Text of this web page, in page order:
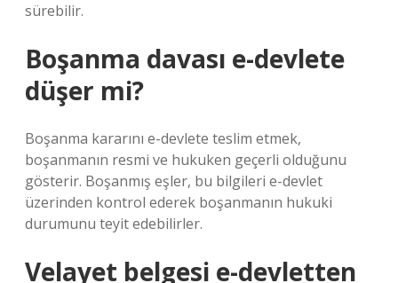
sürebilir.
Boşanma davası e-devlete
düşer mi?
Boşanma kararını e-devlete teslim etmek,
boşanmanın resmi ve hukuken geçerli olduğunu
gösterir. Boşanmış eşler, bu bilgileri e-devlet
üzerinden kontrol ederek boşanmanın hukuki
durumunu teyit edebilirler.
Velayet belgesi e-devletten